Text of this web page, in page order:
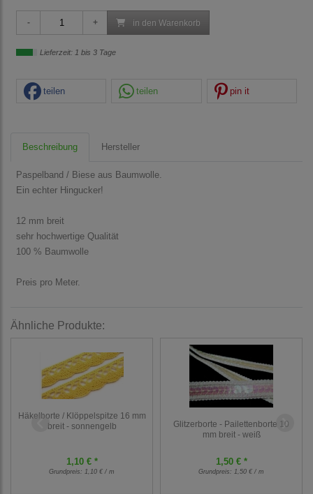
in den Warenkorb
Lieferzeit: 1 bis 3 Tage
teilen teilen pin it
Beschreibung Hersteller
Paspelband / Biese aus Baumwolle.
Ein echter Hingucker!
12 mm breit
sehr hochwertige Qualität
100 % Baumwolle
Preis pro Meter.
Ähnliche Produkte:
Häkelborte / Klöppelspitze 16 mm
breit - sonnengelb
1,10 € *
Grundpreis: 1,10 € / m
Glitzerborte - Pailettenborte 10
mm breit - weiß
1,50 € *
Grundpreis: 1,50 € / m